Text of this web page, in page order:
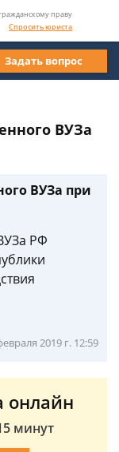
праву
Спросить юриста
Задать вопрос
ВУЗа
ВУЗа при
РФ
2019 г. 12:59
онлайн
минут